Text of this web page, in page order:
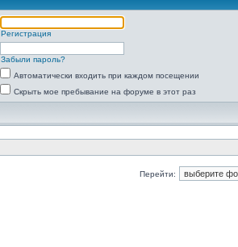
Регистрация
Забыли пароль?
Автоматически входить при каждом посещении
Скрыть мое пребывание на форуме в этот раз
Перейти: